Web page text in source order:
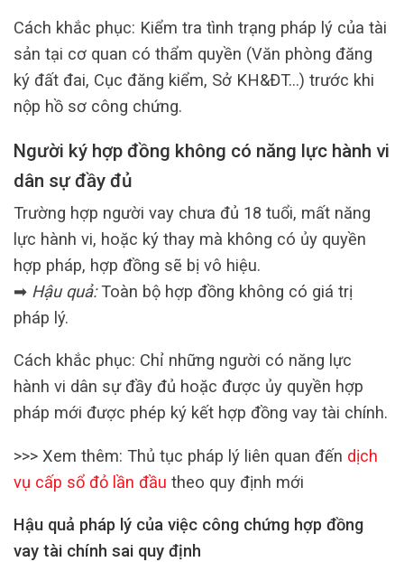
Cách khắc phục: Kiểm tra tình trạng pháp lý của tài
sản tại cơ quan có thẩm quyền (Văn phòng đăng
ký đất đai, Cục đăng kiểm, Sở KH&ĐT…) trước khi
nộp hồ sơ công chứng.
Người ký hợp đồng không có năng lực hành vi
dân sự đầy đủ
Trường hợp người vay chưa đủ 18 tuổi, mất năng
lực hành vi, hoặc ký thay mà không có ủy quyền
hợp pháp, hợp đồng sẽ bị vô hiệu.
➡ Hậu quả:Toàn bộ hợp đồng không có giá trị
pháp lý.
Cách khắc phục: Chỉ những người có năng lực
hành vi dân sự đầy đủ hoặc được ủy quyền hợp
pháp mới được phép ký kết hợp đồng vay tài chính.
>>> Xem thêm: Thủ tục pháp lý liên quan đến dịch
vụ cấp sổ đỏ lần đầu theo quy định mới
Hậu quả pháp lý của việc công chứng hợp đồng
vay tài chính sai quy định